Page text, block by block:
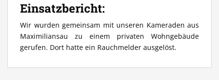
Einsatzbericht:
Wir wurden gemeinsam mit unseren Kameraden aus
Maximiliansau zu einem privaten Wohngebäude
gerufen. Dort hatte ein Rauchmelder ausgelöst.